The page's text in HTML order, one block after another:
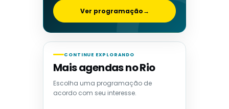
Ver programação→
CONTINUE EXPLORANDO
Mais agendas no Rio
Escolha uma programação de
acordo com seu interesse.